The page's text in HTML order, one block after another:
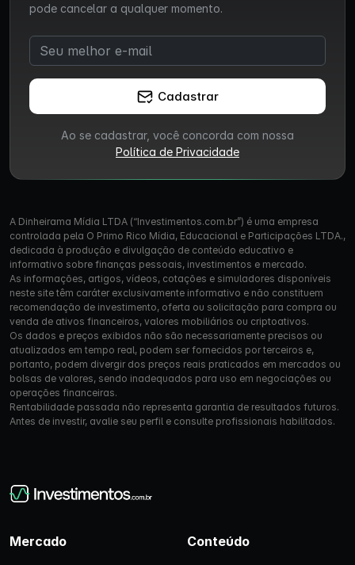
pode cancelar a qualquer momento.
Cadastrar
Ao se cadastrar, você concorda com nossa
Política de Privacidade
A Dinheirama Mídia LTDA (“Investimentos.com.br”) é uma empresa
controlada pela O Primo Rico Mídia, Educacional e Participações LTDA.,
dedicada à produção e divulgação de conteúdo educativo e
informativo sobre finanças pessoais, investimentos e mercado.
As informações, artigos, vídeos, cotações e simuladores disponíveis
neste site têm caráter exclusivamente informativo e não constituem
recomendação de investimento, oferta ou solicitação para compra ou
venda de ativos financeiros, valores mobiliários ou criptoativos.
Os dados e preços exibidos não são necessariamente precisos ou
atualizados em tempo real, podem ser fornecidos por terceiros e,
portanto, podem divergir dos preços reais praticados em mercados ou
bolsas de valores, sendo inadequados para uso em negociações ou
operações financeiras.
Rentabilidade passada não representa garantia de resultados futuros.
Antes de investir, avalie seu perfil e consulte profissionais habilitados.
Mercado Conteúdo